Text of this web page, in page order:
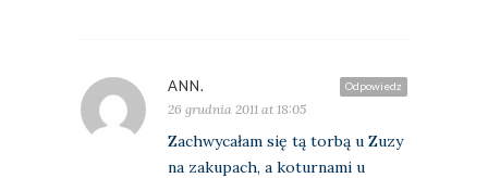
Odpowiedz
ANN.
26 grudnia 2011 at 18:05
Zachwycałam się tą torbą u Zuzy
na zakupach, a koturnami u